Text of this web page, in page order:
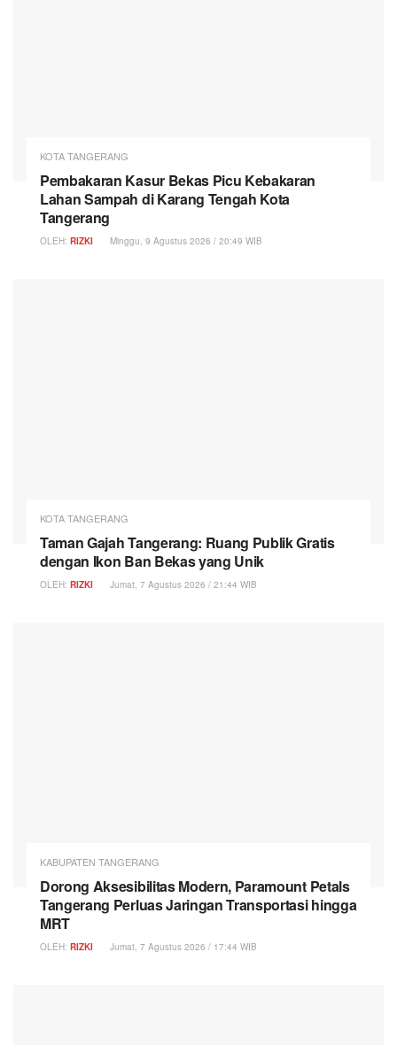
KOTA TANGERANG
Pembakaran Kasur Bekas Picu Kebakaran
Lahan Sampah di Karang Tengah Kota
Tangerang
OLEH: RIZKI Minggu, 9 Agustus 2026 / 20:49 WIB
KOTA TANGERANG
Taman Gajah Tangerang: Ruang Publik Gratis
dengan Ikon Ban Bekas yang Unik
OLEH: RIZKI Jumat, 7 Agustus 2026 / 21:44 WIB
KABUPATEN TANGERANG
Dorong Aksesibilitas Modern, Paramount Petals
Tangerang Perluas Jaringan Transportasi hingga
MRT
OLEH: RIZKI Jumat, 7 Agustus 2026 / 17:44 WIB